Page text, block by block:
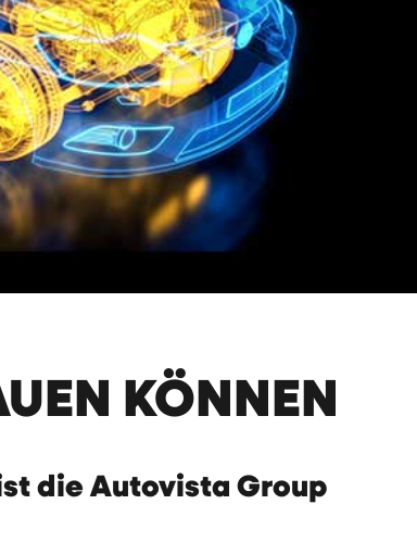
KÖNNEN
die Autovista Group